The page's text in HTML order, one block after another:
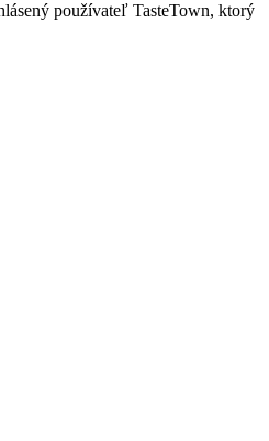
používateľ TasteTown, ktorý